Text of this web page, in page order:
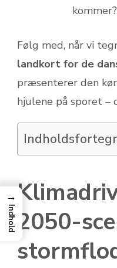
kommer?
Følg med, når vi
landkort for de
præsenterer den
hjulene på sporet –
2050-
→
Indhold